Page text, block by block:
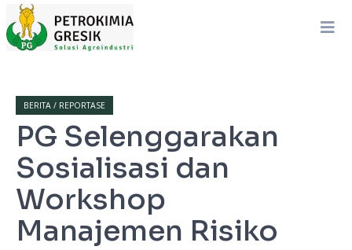
BERITA / REPORTASE
PG Selenggarakan
Sosialisasi dan
Workshop
Manajemen Risiko